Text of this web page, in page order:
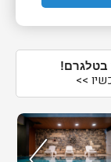
בטלגרם!
>>